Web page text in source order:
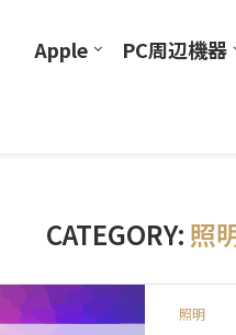
Apple PC周辺機器
CATEGORY: 照
照明